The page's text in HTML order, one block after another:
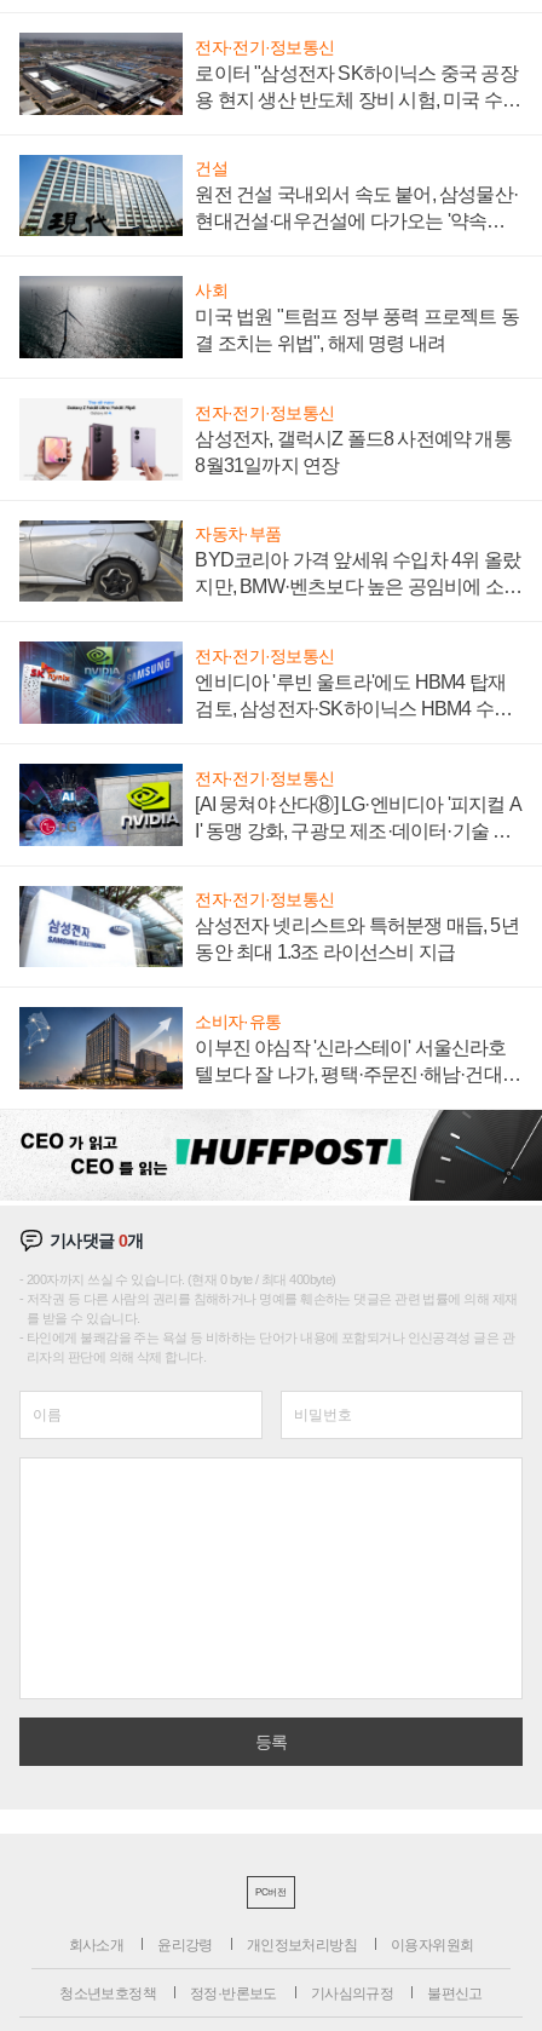
전자·전기·정보통신
로이터 "삼성전자 SK하이닉스 중국 공장
용 현지 생산 반도체 장비 시험, 미국 수출
건설
원전 건설 국내외서 속도 붙어, 삼성물산·
현대건설·대우건설에 다가오는 '약속의
사회
미국 법원 "트럼프 정부 풍력 프로젝트 동
결 조치는 위법", 해제 명령 내려
전자·전기·정보통신
삼성전자, 갤럭시Z 폴드8 사전예약 개통
8월31일까지 연장
자동차·부품
BYD코리아 가격 앞세워 수입차 4위 올랐
지만, BMW·벤츠보다 높은 공임비에 소비
전자·전기·정보통신
엔비디아 '루빈 울트라'에도 HBM4 탑재
검토, 삼성전자·SK하이닉스 HBM4 수율
전자·전기·정보통신
[AI 뭉쳐야 산다⑧] LG·엔비디아 '피지컬 A
I' 동맹 강화, 구광모 제조·데이터·기술 결
전자·전기·정보통신
삼성전자 넷리스트와 특허분쟁 매듭, 5년
동안 최대 1.3조 라이선스비 지급
소비자·유통
이부진 야심작 '신라스테이' 서울신라호
텔보다 잘 나가, 평택·주문진·해남·건대로
기사댓글0개
200자까지 쓰실 수 있습니다. (현재 0 byte / 최대 400byte)
저작권 등 다른 사람의 권리를 침해하거나 명예를 훼손하는 댓글은 관련 법률에 의해 제재
를 받을 수 있습니다.
타인에게 불쾌감을 주는 욕설 등 비하하는 단어가 내용에 포함되거나 인신공격성 글은 관
리자의 판단에 의해 삭제 합니다.
PC버전
회사소개 윤리강령 개인정보처리방침 이용자위원회
청소년보호정책 정정·반론보도 기사심의규정 불편신고